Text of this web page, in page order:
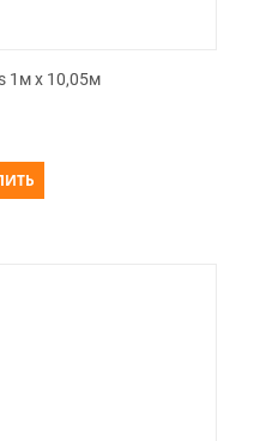
1м х 10,05м